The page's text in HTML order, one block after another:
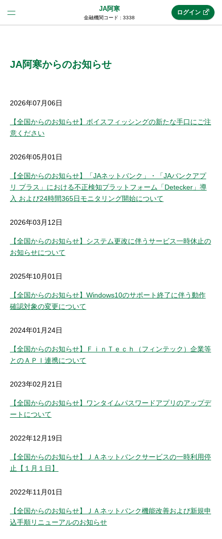
JA阿寒
金融機関コード : 3338
(法人JAネットバンク)
JAネットバンクトップ
機能・サービス
困った時は
ログイン
JA阿寒からのお知らせ
2026年07月06日
【全国からのお知らせ】ボイスフィッシングの新たな手口にご注
意ください
2026年05月01日
【全国からのお知らせ】「JAネットバンク」・「JAバンクアプ
リ プラス」における不正検知プラットフォーム「Detecker」導
入 および24時間365日モニタリング開始について
2026年03月12日
【全国からのお知らせ】システム更改に伴うサービス一時休止の
お知らせについて
2025年10月01日
【全国からのお知らせ】Windows10のサポート終了に伴う動作
確認対象の変更について
2024年01月24日
【全国からのお知らせ】ＦｉｎＴｅｃｈ（フィンテック）企業等
とのＡＰＩ連携について
2023年02月21日
【全国からのお知らせ】ワンタイムパスワードアプリのアップデ
ートについて
2022年12月19日
【全国からのお知らせ】ＪＡネットバンクサービスの一時利用停
止【１月１日】
2022年11月01日
【全国からのお知らせ】ＪＡネットバンク機能改善および新規申
込手順リニューアルのお知らせ